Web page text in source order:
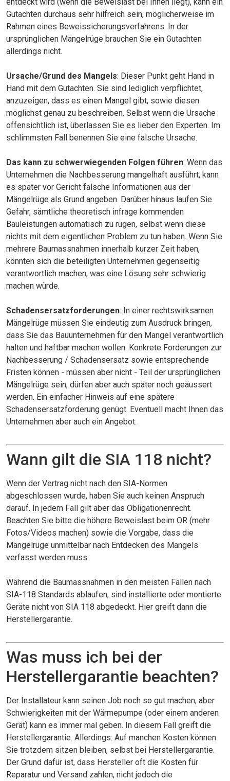
Gutachten durchaus sehr hilfreich sein, möglicherweise im
Rahmen eines Beweissicherungsverfahrens. In der
ursprünglichen Mängelrüge brauchen Sie ein Gutachten
allerdings nicht.
Ursache/Grund des Mangels: Dieser Punkt geht Hand in
Hand mit dem Gutachten. Sie sind lediglich verpflichtet,
anzuzeigen, dass es einen Mangel gibt, sowie diesen
möglichst genau zu beschreiben. Selbst wenn die Ursache
offensichtlich ist, überlassen Sie es lieber den Experten. Im
schlimmsten Fall benennen Sie eine falsche Ursache.
Das kann zu schwerwiegenden Folgen führen: Wenn das
Unternehmen die Nachbesserung mangelhaft ausführt, kann
es später vor Gericht falsche Informationen aus der
Mängelrüge als Grund angeben. Darüber hinaus laufen Sie
Gefahr, sämtliche theoretisch infrage kommenden
Bauleistungen automatisch zu rügen, selbst wenn diese
nichts mit dem eigentlichen Problem zu tun haben. Wenn Sie
mehrere Baumassnahmen innerhalb kurzer Zeit haben,
könnten sich die beteiligten Unternehmen gegenseitig
verantwortlich machen, was eine Lösung sehr schwierig
machen würde.
Schadensersatzforderungen: In einer rechtswirksamen
Mängelrüge müssen Sie eindeutig zum Ausdruck bringen,
dass Sie das Bauunternehmen für den Mangel verantwortlich
halten und haftbar machen wollen. Konkrete Forderungen zur
Nachbesserung / Schadensersatz sowie entsprechende
Fristen können - müssen aber nicht - Teil der ursprünglichen
Mängelrüge sein, dürfen aber auch später noch geäussert
werden. Ein einfacher Hinweis auf eine spätere
Schadensersatzforderung genügt. Eventuell macht Ihnen das
Unternehmen aber auch ein Angebot.
Wann gilt die SIA 118 nicht?
Wenn der Vertrag nicht nach den SIA-Normen
abgeschlossen wurde, haben Sie auch keinen Anspruch
darauf. In jedem Fall gilt aber das Obligationenrecht.
Beachten Sie bitte die höhere Beweislast beim OR (mehr
Fotos/Videos machen) sowie die Vorgabe, dass die
Mängelrüge unmittelbar nach Entdecken des Mangels
verfasst werden muss.
Während die Baumassnahmen in den meisten Fällen nach
SIA-118 Standards ablaufen, sind installierte oder montierte
Geräte nicht von SIA 118 abgedeckt. Hier greift dann die
Herstellergarantie.
Was muss ich bei der
Herstellergarantie beachten?
Der Installateur kann seinen Job noch so gut machen, aber
Schwierigkeiten mit der Wärmepumpe (oder einem anderen
Gerät) kann es immer mal geben. In diesem Fall greift die
Herstellergarantie. Allerdings: Auf manchen Kosten können
Sie trotzdem sitzen bleiben, selbst bei Herstellergarantie.
Der Grund dafür ist, dass Hersteller oft die Kosten für
Reparatur und Versand zahlen, nicht jedoch die